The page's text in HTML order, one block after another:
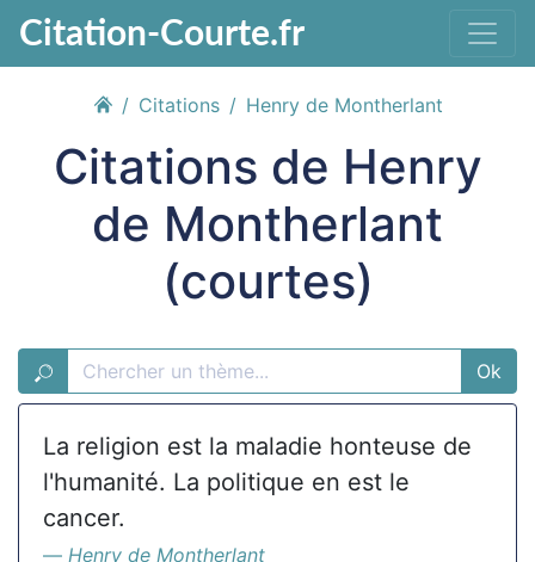
Citation-Courte.fr
Citations Henry de Montherlant
Citations de Henry
de Montherlant
(courtes)
Ok
La religion est la maladie honteuse de
l'humanité. La politique en est le
cancer.
Henry de Montherlant